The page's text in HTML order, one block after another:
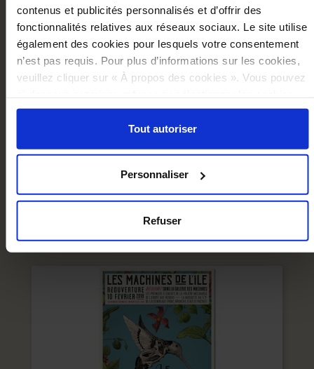
contenus et publicités personnalisés et d’offrir des
fonctionnalités relatives aux réseaux sociaux. Le site utilise
également des cookies pour lesquels votre consentement
n’est pas requis. Pour plus d’informations sur les cookies,
veuillez cliquer sur « À propos des cookies ». Vous pouvez
selon les finalités via l'onglet « Détails ». À tout moment,
vous pouvez modifier votre choix en cliquant sur le lien
« Cookies » en bas des pages du site.
Tout autoriser
Personnaliser
Refuser
16,00 €
Ajouter au panier